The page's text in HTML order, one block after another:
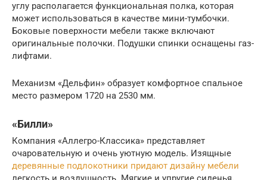
углу располагается функциональная полка, которая
может использоваться в качестве мини-тумбочки.
Боковые поверхности мебели также включают
оригинальные полочки. Подушки спинки оснащены газ-
лифтами.
Механизм «Дельфин» образует комфортное спальное
место размером 1720 на 2530 мм.
«Билли»
Компания «Аллегро-Классика» представляет
очаровательную и очень уютную модель. Изящные
деревянные подлокотники придают дизайну мебели